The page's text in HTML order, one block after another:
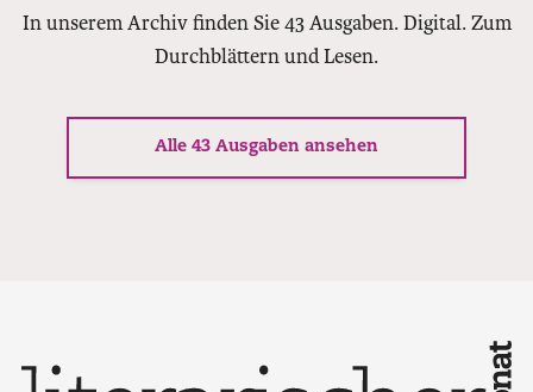
In unserem Archiv finden Sie 43 Ausgaben. Digital. Zum
Durchblättern und Lesen.
Alle 43 Ausgaben ansehen